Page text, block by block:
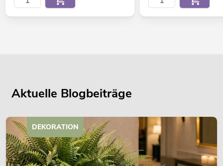
Aktuelle Blogbeiträge
DEKORATION